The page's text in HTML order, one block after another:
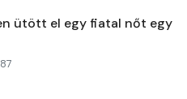
ütött el egy fiatal nőt egy